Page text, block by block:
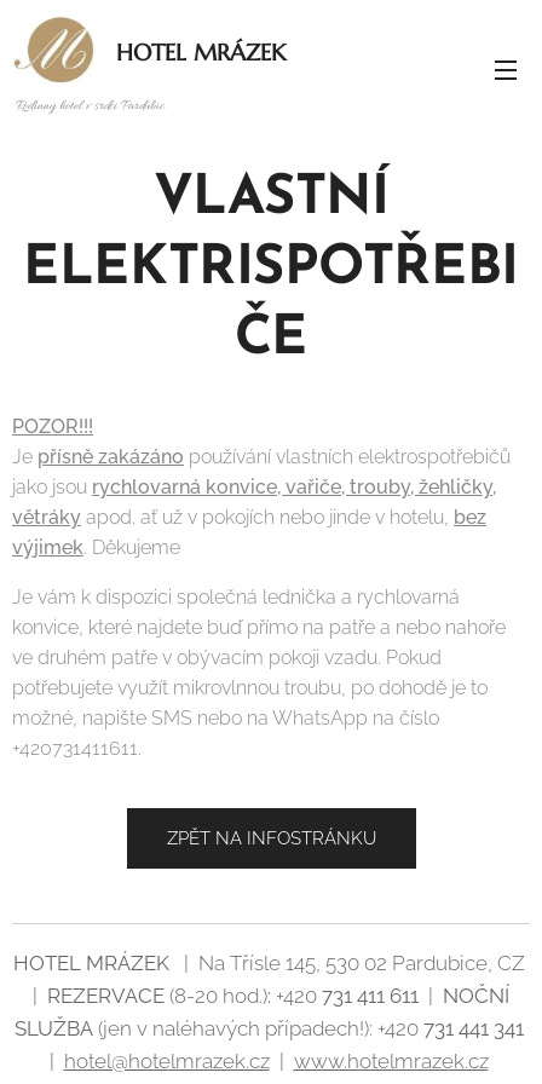
HOTEL MRÁZEK
Rodinný hotel v srdci Pardubic
VLASTNÍ
ELEKTRISPOTŘEBI
ČE
POZOR!!!
Je přísně zakázáno používání vlastních elektrospotřebičů
jako jsou rychlovarná konvice, vařiče, trouby, žehličky,
větráky apod. ať už v pokojích nebo jinde v hotelu, bez
výjimek. Děkujeme
Je vám k dispozici společná lednička a rychlovarná
konvice, které najdete buď přímo na patře a nebo nahoře
ve druhém patře v obývacím pokoji vzadu. Pokud
potřebujete využít mikrovlnnou troubu, po dohodě je to
možné, napište SMS nebo na WhatsApp na číslo
+420731411611.
ZPĚT NA INFOSTRÁNKU
HOTEL MRÁZEK| Na Třísle 145, 530 02 Pardubice, CZ
REZERVACE (8-20 hod.): +420 731 411 611
NOČNÍ
SLUŽBA(jen v naléhavých případech!): +420 731 441 341
hotel@hotelmrazek.cz| www.hotelmrazek.cz